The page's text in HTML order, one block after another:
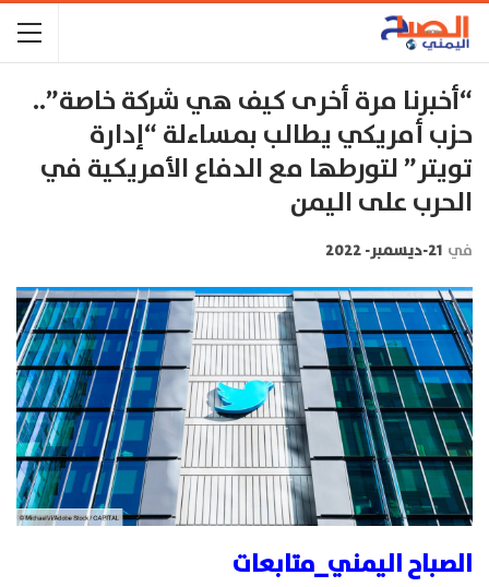
“أخبرنا مرة أخرى كيف هي شركة خاصة”..
حزب أمريكي يطالب بمساءلة “إدارة
تويتر” لتورطها مع الدفاع الأمريكية في
الحرب على اليمن
في 21-ديسمبر- 2022
الصباح اليمني_متابعات